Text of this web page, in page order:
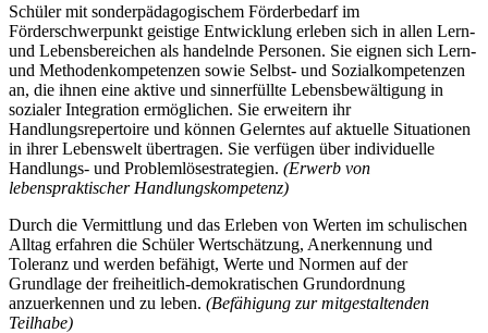
Schüler mit sonderpädagogischem Förderbedarf im
Förderschwerpunkt geistige Entwicklung erleben sich in allen Lern-
und Lebensbereichen als handelnde Personen. Sie eignen sich Lern-
und Methodenkompetenzen sowie Selbst- und Sozialkompetenzen
an, die ihnen eine aktive und sinnerfüllte Lebensbewältigung in
sozialer Integration ermöglichen. Sie erweitern ihr
Handlungsrepertoire und können Gelerntes auf aktuelle Situationen
in ihrer Lebenswelt übertragen. Sie verfügen über individuelle
Handlungs- und Problemlösestrategien. (Erwerb von
lebenspraktischer Handlungskompetenz)
Durch die Vermittlung und das Erleben von Werten im schulischen
Alltag erfahren die Schüler Wertschätzung, Anerkennung und
Toleranz und werden befähigt, Werte und Normen auf der
Grundlage der freiheitlich-demokratischen Grundordnung
anzuerkennen und zu leben. (Befähigung zur mitgestaltenden
Teilhabe)